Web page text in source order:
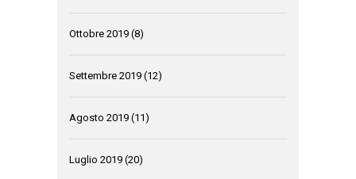
Ottobre 2019 (8)
Settembre 2019 (12)
Agosto 2019 (11)
Luglio 2019 (20)